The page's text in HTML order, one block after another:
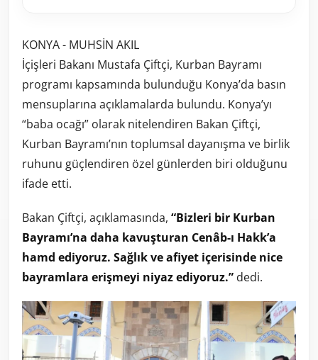
KONYA - MUHSİN AKIL
İçişleri Bakanı Mustafa Çiftçi, Kurban Bayramı
programı kapsamında bulunduğu Konya’da basın
mensuplarına açıklamalarda bulundu. Konya’yı
“baba ocağı” olarak nitelendiren Bakan Çiftçi,
Kurban Bayramı’nın toplumsal dayanışma ve birlik
ruhunu güçlendiren özel günlerden biri olduğunu
ifade etti.
Bakan Çiftçi, açıklamasında, “Bizleri bir Kurban
Bayramı’na daha kavuşturan Cenâb-ı Hakk’a
hamd ediyoruz. Sağlık ve afiyet içerisinde nice
bayramlara erişmeyi niyaz ediyoruz.” dedi.